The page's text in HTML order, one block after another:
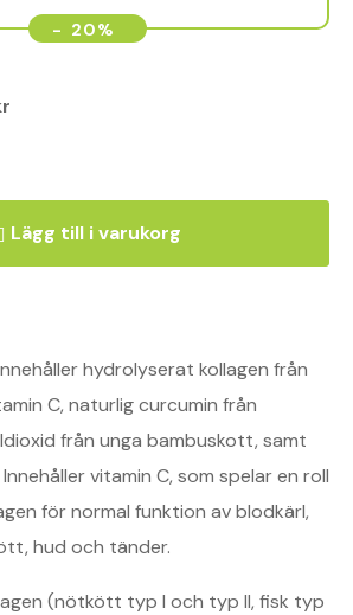
- 20%
Lägg till i varukorg
hydrolyserat kollagen från
C, naturlig curcumin från
från unga bambuskott, samt
vitamin C, som spelar en roll
för normal funktion av blodkärl,
hud och tänder.
(nötkött typ I och typ II, fisk typ